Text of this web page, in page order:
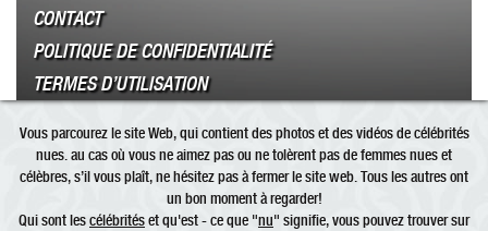
CONTACT
POLITIQUE DE CONFIDENTIALITÉ
TERMES D’UTILISATION
Vous parcourez le site Web, qui contient des photos et des vidéos de célébrités
nues. au cas où vous ne aimez pas ou ne tolèrent pas de femmes nues et
célèbres, s’il vous plaît, ne hésitez pas à fermer le site web. Tous les autres ont
un bon moment à regarder!
Qui sont lescélébritéset qu'est - ce que "nu" signifie, vous pouvez trouver sur